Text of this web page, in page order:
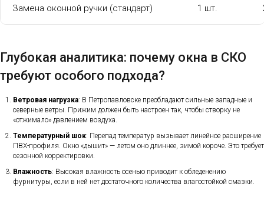
Замена оконной ручки (стандарт) 1 шт.
Глубокая аналитика: почему окна в СКО
требуют особого подхода?
Ветровая нагрузка: В Петропавловске преобладают сильные западные и
северные ветры. Прижим должен быть настроен так, чтобы створку не
«отжимало» давлением воздуха.
Температурный шок: Перепад температур вызывает линейное расширение
ПВХ-профиля. Окно «дышит» — летом оно длиннее, зимой короче. Это требует
сезонной корректировки.
Влажность: Высокая влажность осенью приводит к обледенению
фурнитуры, если в ней нет достаточного количества влагостойкой смазки.